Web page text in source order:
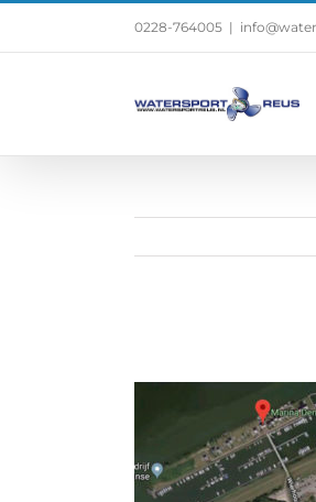
0228-764005 |